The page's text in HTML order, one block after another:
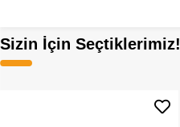
Sizin İçin Seçtiklerimiz!